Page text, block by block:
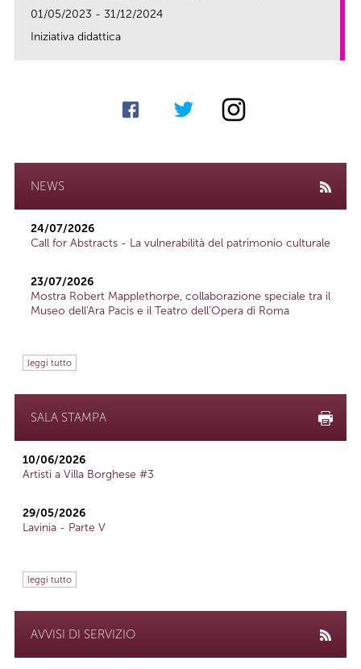
01/05/2023 - 31/12/2024
Iniziativa didattica
NEWS
24/07/2026
Call for Abstracts - La vulnerabilità del patrimonio culturale
23/07/2026
Mostra Robert Mapplethorpe, collaborazione speciale tra il
Museo dell'Ara Pacis e il Teatro dell'Opera di Roma
leggi tutto
SALA STAMPA
10/06/2026
Artisti a Villa Borghese #3
29/05/2026
Lavinia - Parte V
leggi tutto
AVVISI DI SERVIZIO